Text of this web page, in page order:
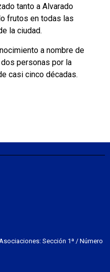
tanto a Alvarado
frutos en todas las
la ciudad.
a nombre de
dos personas por la
casi cinco décadas.
Sección 1ª / Número